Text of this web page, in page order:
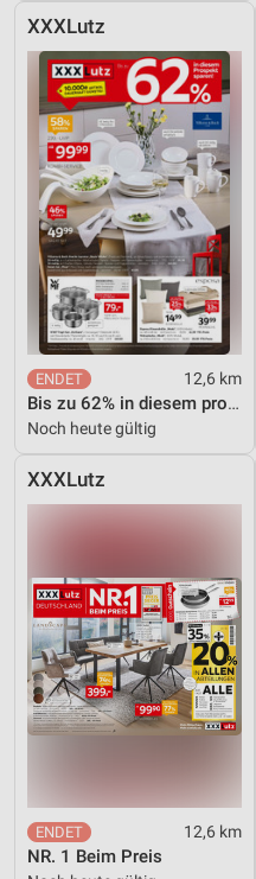
XXXLutz
12,6 km
Bis zu 62% in diesem prospekt
Noch heute gültig
XXXLutz
12,6 km
NR. 1 Beim Preis